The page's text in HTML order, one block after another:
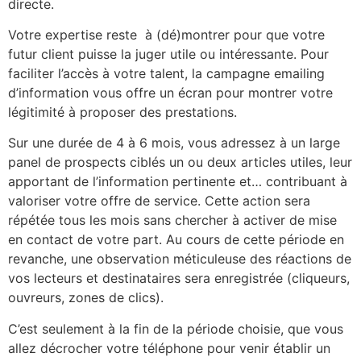
directe.
Votre expertise reste à (dé)montrer pour que votre
futur client puisse la juger utile ou intéressante. Pour
faciliter l’accès à votre talent, la campagne emailing
d’information vous offre un écran pour montrer votre
légitimité à proposer des prestations.
Sur une durée de 4 à 6 mois, vous adressez à un large
panel de prospects ciblés un ou deux articles utiles, leur
apportant de l’information pertinente et… contribuant à
valoriser votre offre de service. Cette action sera
répétée tous les mois sans chercher à activer de mise
en contact de votre part. Au cours de cette période en
revanche, une observation méticuleuse des réactions de
vos lecteurs et destinataires sera enregistrée (cliqueurs,
ouvreurs, zones de clics).
C’est seulement à la fin de la période choisie, que vous
allez décrocher votre téléphone pour venir établir un